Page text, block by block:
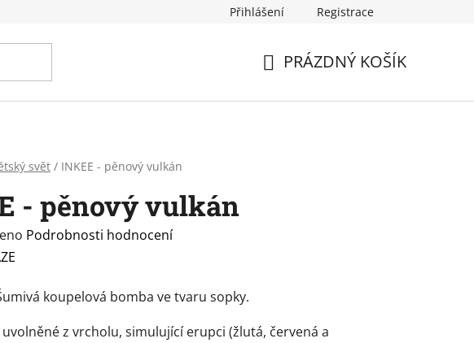
údajů Přihlášení Registrace
PRÁZDNÝ KOŠÍK
svět / INKEE - pěnový vulkán
- pěnový vulkán
Podrobnosti hodnocení
koupelová bomba ve tvaru sopky.
z vrcholu, simulující erupci (žlutá, červená a